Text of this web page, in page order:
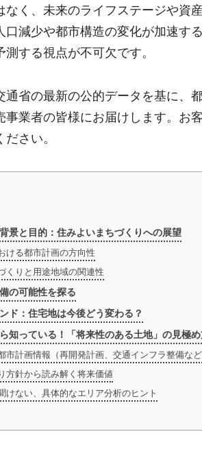
なく、未来のライフステージや資
口減少や都市構造の変化が加速す
する視点が不可欠です。
通省の最新の公的データを基に、
事業者の皆様にお届けします。お
さい。
景と目的：住みよいまちづくりへの展望
ける都市計画の方向性
くりと用途地域の関連性
の可能性を探る
ド：住宅地は今後どう変わる？
知っている！「将来性のある土地」の見極
市計画情報（再開発計画、交通インフラ整備など
方針から読み解く将来価値
けない、具体的なエリア分析のヒント